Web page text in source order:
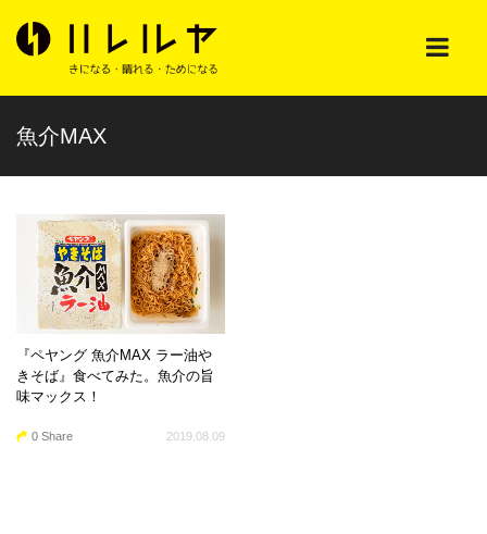
魚介MAX
『ペヤング 魚介MAX ラー油や
きそば』食べてみた。魚介の旨
味マックス！
0 Share 2019.08.09